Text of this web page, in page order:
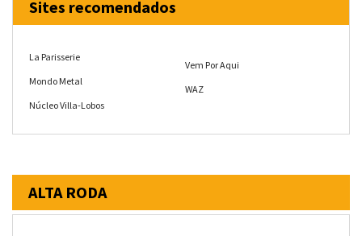
Sites recomendados
La Parisserie
Mondo Metal
Núcleo Villa-Lobos
Vem Por Aqui
WAZ
ALTA RODA